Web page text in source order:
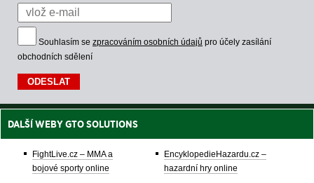
Souhlasím se zpracováním osobních údajů pro účely zasílání
obchodních sdělení
DALŠÍ WEBY GTO SOLUTIONS
FightLive.cz – MMA a
bojové sporty online
EncyklopedieHazardu.cz –
hazardní hry online